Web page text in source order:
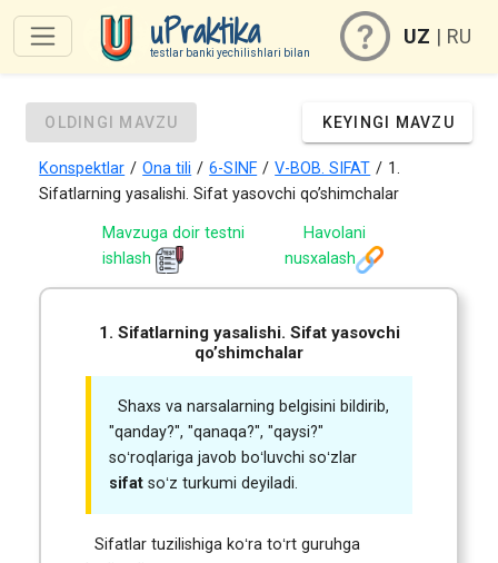
uPraktika
testlar banki yechilishlari bilan
UZ | RU
OLDINGI MAVZU KEYINGI MAVZU
Konspektlar / Ona tili / 6-SINF / V-BOB. SIFAT / 1.
Sifatlarning yasalishi. Sifat yasovchi qo’shimchalar
Mavzuga doir testni
ishlash
Havolani
nusxalash
1. Sifatlarning yasalishi. Sifat yasovchi
qo’shimchalar
Shaxs va narsalarning belgisini bildirib,
"qanday?", "qanaqa?", "qaysi?"
soʻroqlariga javob boʻluvchi soʻzlar
sifatsoʻz turkumi deyiladi.
Sifatlar tuzilishiga koʻra toʻrt guruhga